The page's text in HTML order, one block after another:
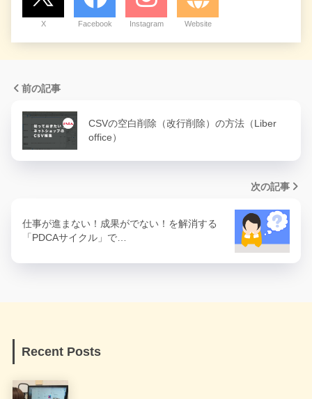
X Facebook Instagram Website
前の記事
CSVの空白削除（改行削除）の方法（Liber
office）
次の記事
仕事が進まない！成果がでない！を解消する
「PDCAサイクル」で…
Recent Posts